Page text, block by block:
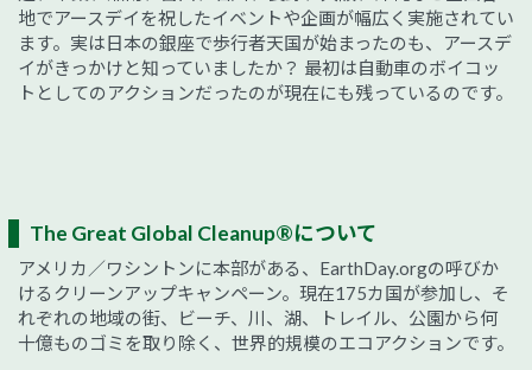
地でアースデイを祝したイベントや企画が幅広く実施されてい
ます。実は日本の銀座で歩行者天国が始まったのも、アースデ
イがきっかけと知っていましたか？ 最初は自動車のボイコッ
トとしてのアクションだったのが現在にも残っているのです。
The Great Global Cleanup®について
アメリカ／ワシントンに本部がある、EarthDay.orgの呼びか
けるクリーンアップキャンペーン。現在175カ国が参加し、そ
れぞれの地域の街、ビーチ、川、湖、トレイル、公園から何
十億ものゴミを取り除く、世界的規模のエコアクションです。